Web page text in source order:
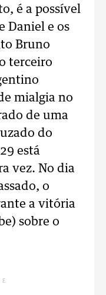
é a possível
Daniel e os
Bruno
terceiro
mialgia no
de uma
do
está
vez. No dia
o
a vitória
sobre o